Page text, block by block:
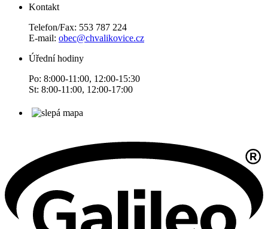
Kontakt
Telefon/Fax: 553 787 224
E-mail: obec@chvalikovice.cz
Úřední hodiny
Po: 8:000-11:00, 12:00-15:30
St: 8:00-11:00, 12:00-17:00